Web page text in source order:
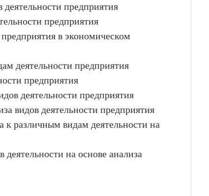
предприятия
предприятия
в экономическом
деятельности предприятия
предприятия
деятельности предприятия
видов деятельности предприятия
к различным видам деятельности на
на основе анализа